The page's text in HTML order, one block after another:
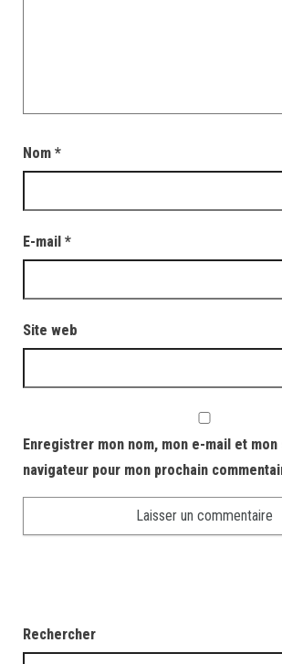
Nom *
E-mail *
Site web
Enregistrer mon nom, mon e-mail et
navigateur pour mon prochain
Rechercher